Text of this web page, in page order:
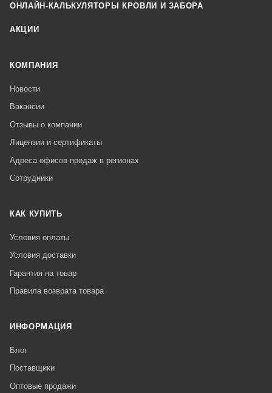
ОНЛАЙН-КАЛЬКУЛЯТОРЫ КРОВЛИ И ЗАБОРА
АКЦИИ
КОМПАНИЯ
Новости
Вакансии
Отзывы о компании
Лицензии и сертификаты
Адреса офисов продаж в регионах
Сотрудники
КАК КУПИТЬ
Условия оплаты
Условия доставки
Гарантия на товар
Правила возврата товара
ИНФОРМАЦИЯ
Блог
Поставщики
Оптовые продажи